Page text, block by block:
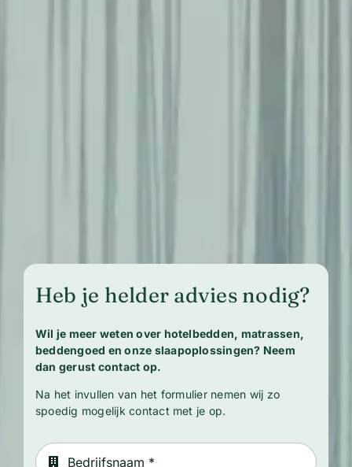
Heb je helder advies nodig?
Wil je meer weten over hotelbedden, matrassen,
beddengoed en onze slaapoplossingen? Neem
dan gerust contact op.
Na het invullen van het formulier nemen wij zo
spoedig mogelijk contact met je op.